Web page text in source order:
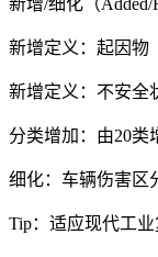
新增/细化（Added/
新增定义：起因物
新增定义：不安全
分类增加：由20类
细化：车辆伤害区
Tip：适应现代工